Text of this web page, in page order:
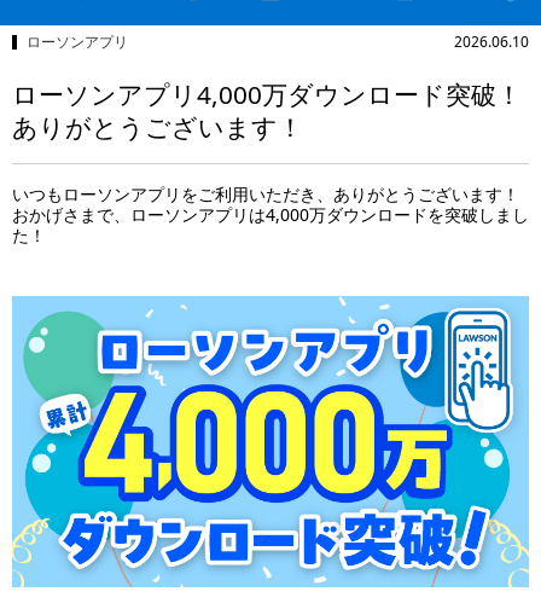
ローソンアプリ 2026.06.10
ローソンアプリ4,000万ダウンロード突破！
ありがとうございます！
いつもローソンアプリをご利用いただき、ありがとうございます！
おかげさまで、ローソンアプリは4,000万ダウンロードを突破しまし
た！